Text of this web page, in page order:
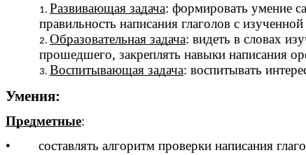
Развивающая задача: формировать умение
правильность написания глаголов с
Образовательная задача: видеть в словах
прошедшего, закреплять навыки написания
Воспитывающая задача: воспитывать
Умения:
Предметные:
• составлять алгоритм проверки написания